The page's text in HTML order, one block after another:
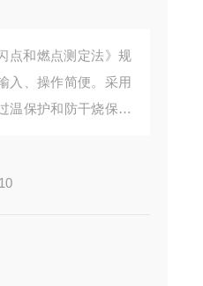
点和燃点测定法》规
入、操作简便。采用
温保护和防干烧保护